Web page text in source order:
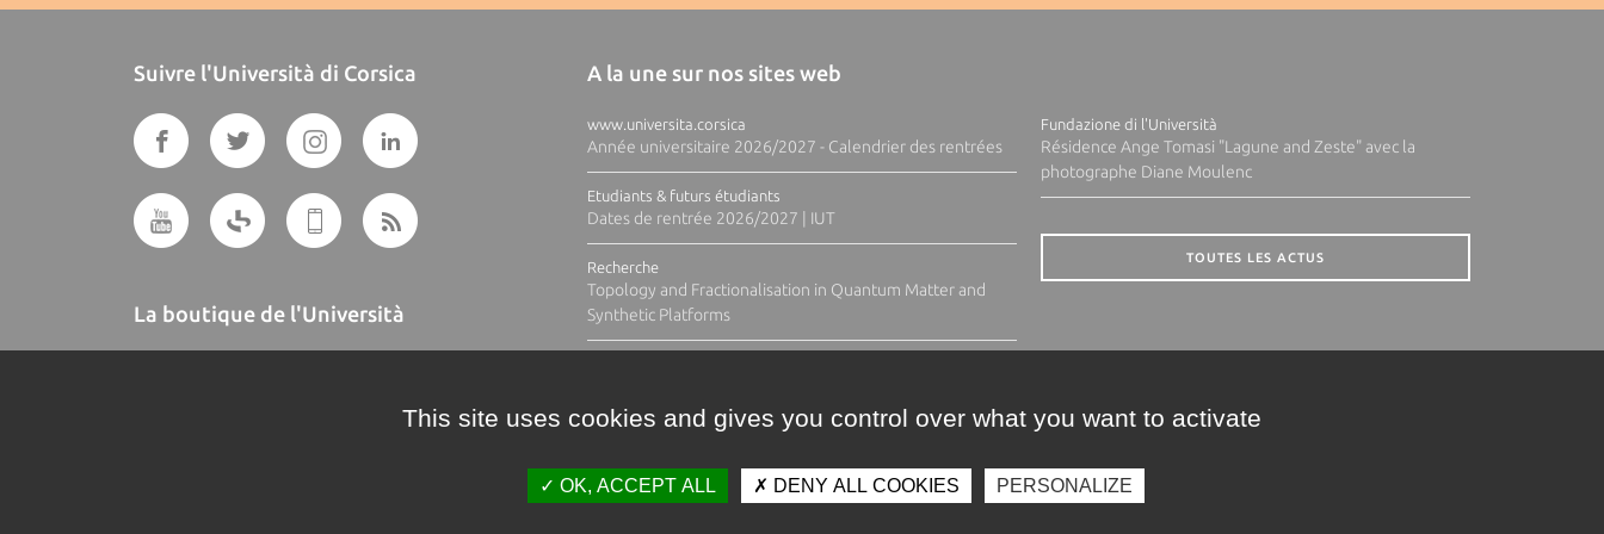
Suivre l'Università di Corsica
La boutique de l'Università
A la une sur nos sites web
www.universita.corsica
Année universitaire 2026/2027 - Calendrier des rentrées
Etudiants & futurs étudiants
Dates de rentrée 2026/2027 | IUT
Recherche
Topology and Fractionalisation in Quantum Matter and
Synthetic Platforms
Fundazione di l'Università
Résidence Ange Tomasi "Lagune and Zeste" avec la
photographe Diane Moulenc
TOUTES LES ACTUS
This site uses cookies and gives you control over what you want to activate
OK, ACCEPT ALL DENY ALL COOKIES PERSONALIZE